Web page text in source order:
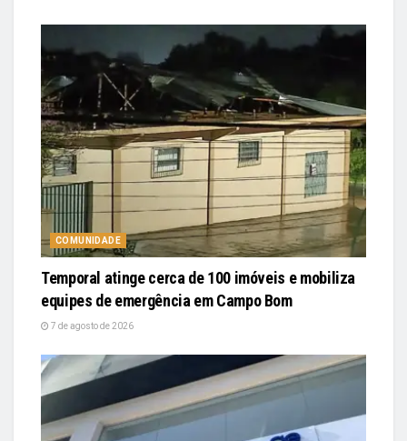
COMUNIDADE
Temporal atinge cerca de 100 imóveis e mobiliza
equipes de emergência em Campo Bom
7 de agosto de 2026